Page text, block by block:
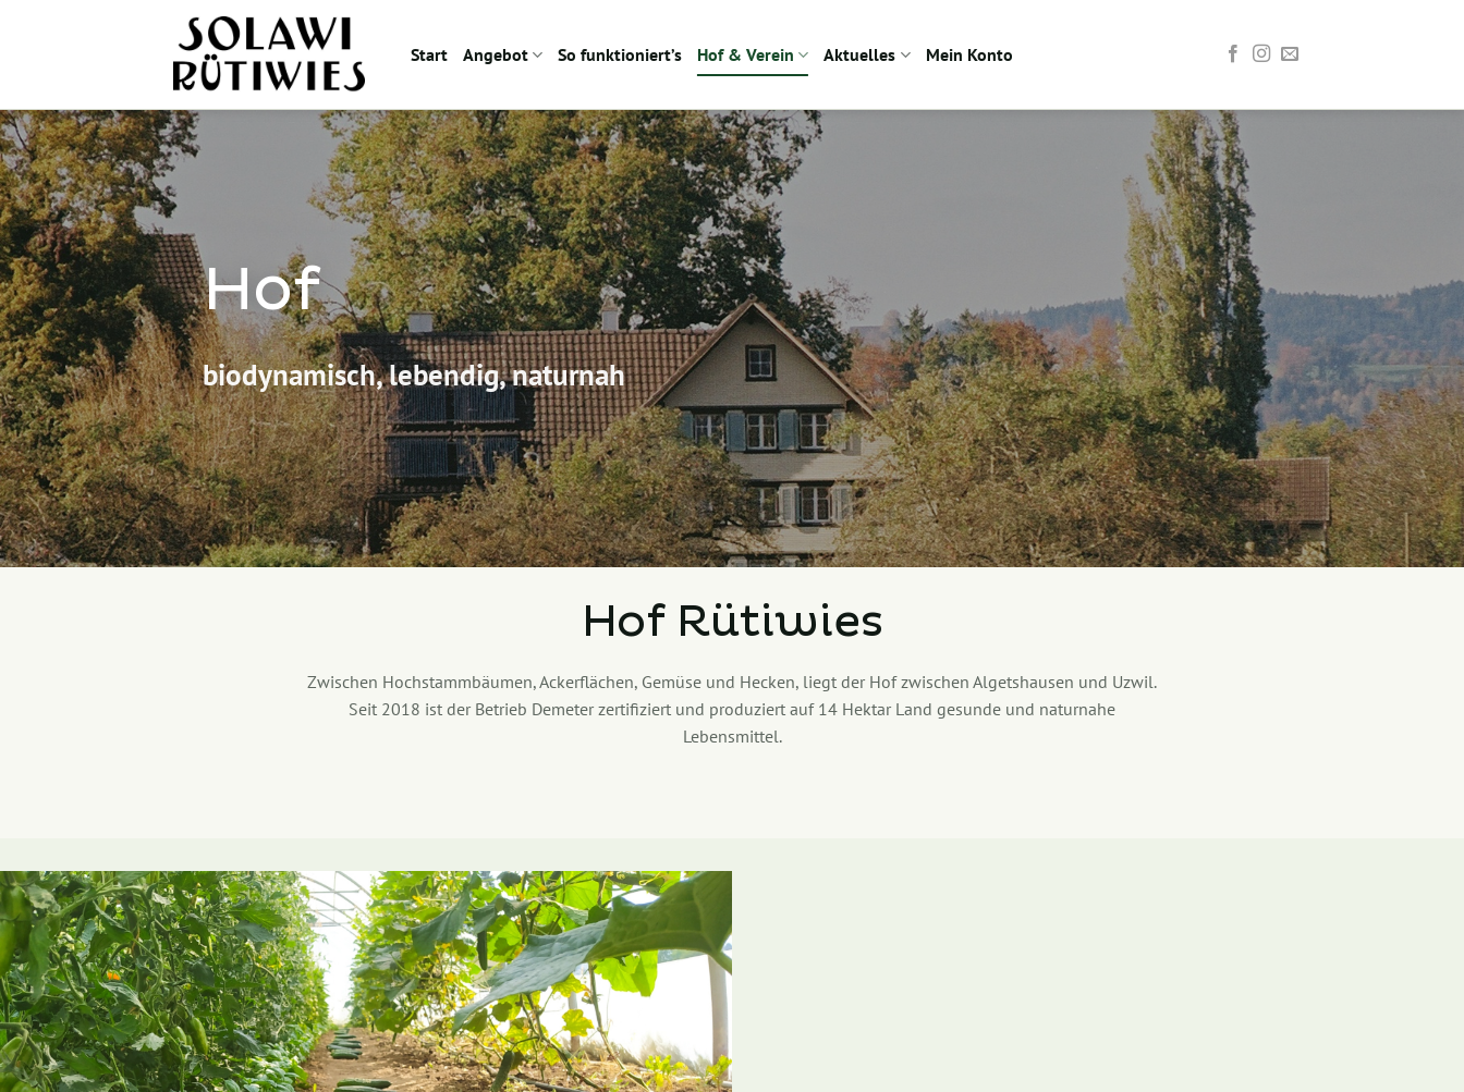
Start Angebot So funktioniert’s Hof & Verein Aktuelles Mein Konto
Hof
biodynamisch, lebendig, naturnah
Hof Rütiwies
Zwischen Hochstammbäumen, Ackerflächen, Gemüse und Hecken, liegt der Hof zwischen Algetshausen und Uzwil.
Seit 2018 ist der Betrieb Demeter zertifiziert und produziert auf 14 Hektar Land gesunde und naturnahe
Lebensmittel.